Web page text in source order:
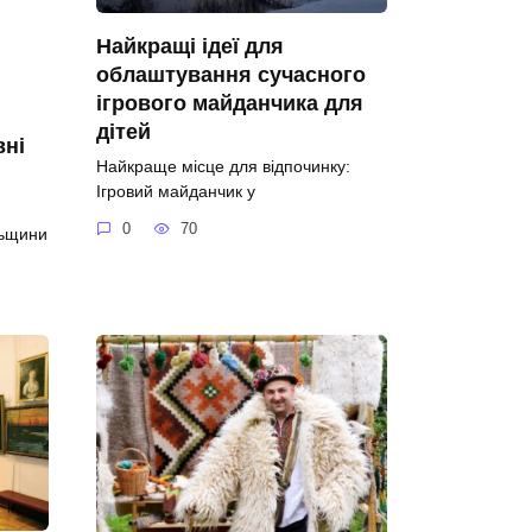
Найкращі ідеї для
облаштування сучасного
ігрового майданчика для
дітей
Найкраще місце для відпочинку:
Ігровий майданчик у
0 70